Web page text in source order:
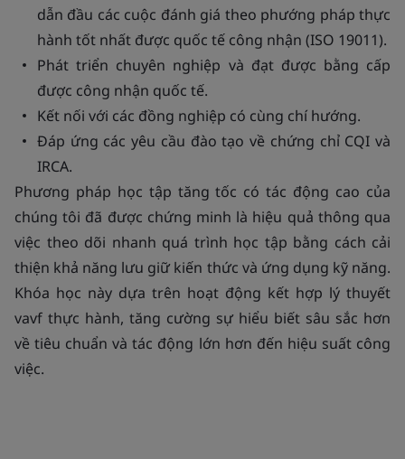
dẫn đầu các cuộc đánh giá theo phướng pháp thực
hành tốt nhất được quốc tế công nhận (ISO 19011).
Phát triển chuyên nghiệp và đạt được bằng cấp
được công nhận quốc tế.
Kết nối với các đồng nghiệp có cùng chí hướng.
Đáp ứng các yêu cầu đào tạo về chứng chỉ CQI và
IRCA.
Phương pháp học tập tăng tốc có tác động cao của
chúng tôi đã được chứng minh là hiệu quả thông qua
việc theo dõi nhanh quá trình học tập bằng cách cải
thiện khả năng lưu giữ kiến thức và ứng dụng kỹ năng.
Khóa học này dựa trên hoạt động kết hợp lý thuyết
vavf thực hành, tăng cường sự hiểu biết sâu sắc hơn
về tiêu chuẩn và tác động lớn hơn đến hiệu suất công
việc.